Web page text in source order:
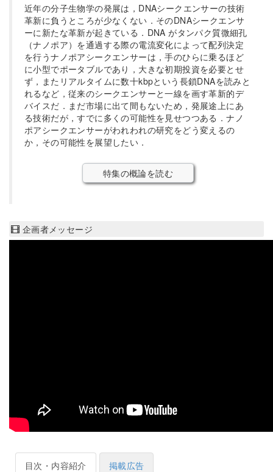
近年の分子生物学の発展は，DNAシークエンサーの技術
革新に負うところが少なくない．そのDNAシークエンサ
ーに新たな革新が起きている．DNA がタンパク質微細孔
（ナノポア）を通過する際の電流変化によって配列決定
を行うナノポアシークエンサーは，手のひらに乗るほど
に小型でポータブルであり，大きな初期投資を必要とせ
ず，またリアルタイムに数十kbpという長鎖DNAを読みと
れるなど，従来のシークエンサーと一線を画す革新的デ
バイスだ．まだ市場に出て間もないため，発展途上にあ
る技術だが，すでに多くの可能性を見せつつある．ナノ
ポアシークエンサーがわれわれの研究をどう変えるの
か，その可能性を展望したい．
特集の概論を読む
企画者メッセージ
目次・内容紹介 掲載広告